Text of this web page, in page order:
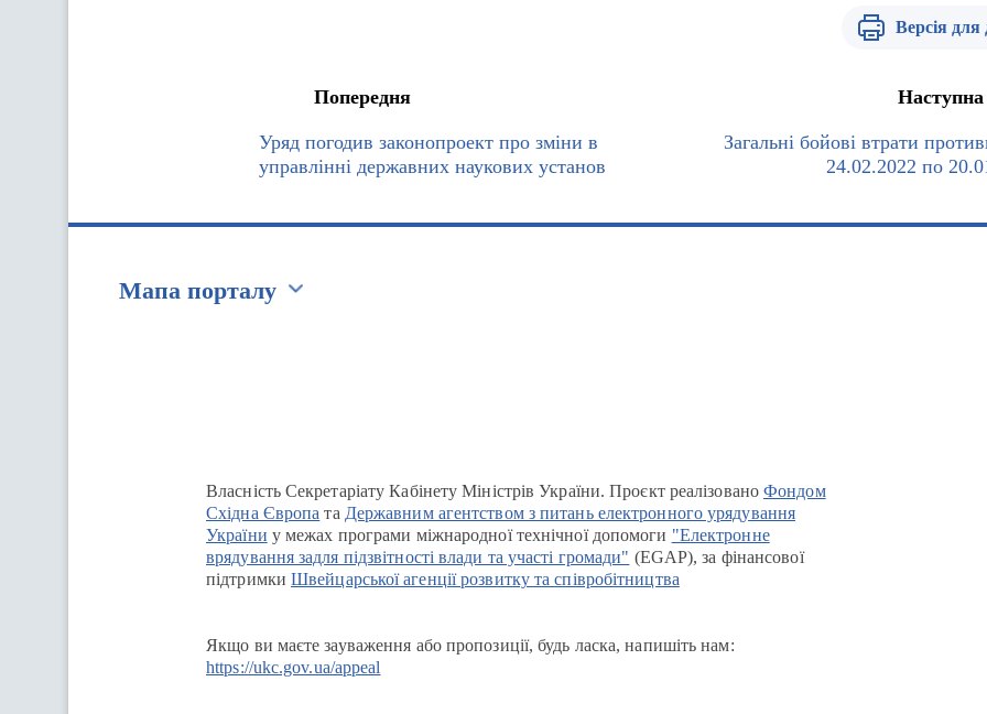
Версія для
Попередня
Уряд погодив законопроект про зміни в
управлінні державних наукових установ
Наступна
Загальні бойові втрати
24.02.2022 по
Мапа порталу
Власність Секретаріату Кабінету Міністрів України. Проєкт реалізованоФондом
Східна Європа та Державним агентством з питань електронного урядування
України у межах програми міжнародної технічної допомоги "Електронне
врядування задля підзвітності влади та участі громади" (EGAP), за фінансової
підтримки Швейцарської агенції розвитку та співробітництва
Якщо ви маєте зауваження або пропозиції, будь ласка, напишіть нам:
https://ukc.gov.ua/appeal